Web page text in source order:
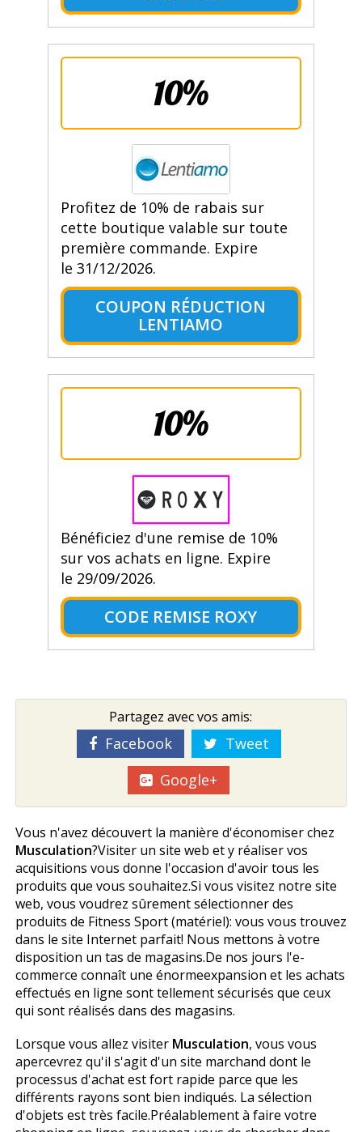
10%
Profitez de 10% de rabais sur
cette boutique valable sur toute
première commande. Expire
le 31/12/2026.
COUPON RÉDUCTION
LENTIAMO
10%
Bénéficiez d'une remise de 10%
sur vos achats en ligne. Expire
le 29/09/2026.
CODE REMISE ROXY
Partagez avec vos amis:
Facebook
Tweet
Google+
Vous n'avez découvert la manière d'économiser chez
Musculation?Visiter un site web et y réaliser vos
acquisitions vous donne l'occasion d'avoir tous les
produits que vous souhaitez.Si vous visitez notre site
web, vous voudrez sûrement sélectionner des
produits de Fitness Sport (matériel): vous vous trouvez
dans le site Internet parfait! Nous mettons à votre
disposition un tas de magasins.De nos jours l'e-
commerce connaît une énormeexpansion et les achats
effectués en ligne sont tellement sécurisés que ceux
qui sont réalisés dans des magasins.
Lorsque vous allez visiter Musculation, vous vous
apercevrez qu'il s'agit d'un site marchand dont le
processus d'achat est fort rapide parce que les
différents rayons sont bien indiqués. La sélection
d'objets est très facile.Préalablement à faire votre